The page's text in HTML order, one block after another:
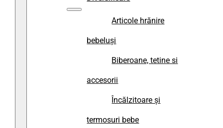
Articole hrănire
bebeluși
Biberoane, tetine si
accesorii
Încălzitoare și
termosuri bebe